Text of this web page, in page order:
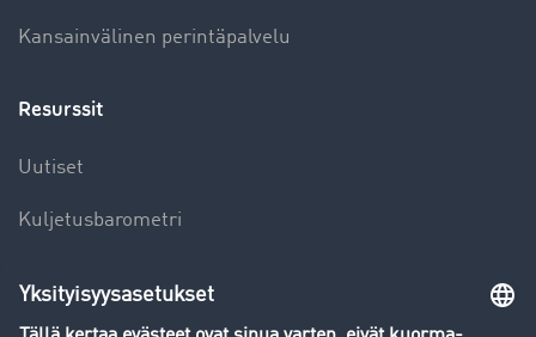
Kansainvälinen perintäpalvelu
Resurssit
Uutiset
Kuljetusbarometri
Yleiskatsaus rahtipörssiin